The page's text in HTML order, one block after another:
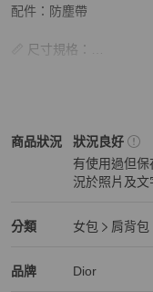
配件：防塵帶
📏 尺寸規格：
如有疑慮下單前可先私訊
📸 歡迎客戶私訊發問
商品狀況
Dior女包商品狀態與細節
狀況良好
有使用過但
況於照片及文
分類
Dior女包 分類資訊
女包
肩背包
品牌
Dior精品 女包品牌介紹
Dior
Dior推薦清單